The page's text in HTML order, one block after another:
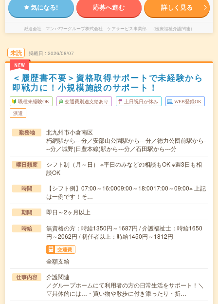
気になる! 応募へ進む 詳しく見る
派遣会社 マンパワーグループ株式会社 ケアサービス事業部 （医療福祉介護関連）
未読
NEW
掲載日 2026/08/07
＜履歴書不要＞資格取得サポートで未経験から
即戦力に！小規模施設のサポート！
職種未経験OK 交通費別途支給あり 土日祝日が休み WEB登録OK
派遣
勤務地
北九州市小倉南区
朽網駅から---分／安部山公園駅から---分／徳力公団前駅から-
--分／城野(日豊本線)駅から---分／石田駅から---分
曜日頻度
シフト制（月～日） ※平日のみなどの相談もOK ※週3日も相
談OK
時間
【シフト例】07:00～16:0009:00～18:0017:00～09:00※ 上記
は一例です！そ…
期間 即日～2ヶ月以上
時給
無資格の方：時給1350円～1687円 / 介護福祉士：時給1650
円～2062円 / 初任者以上：時給1450円～1812円
交通費
全額支給
仕事内容
介護関連
／グループホームにて利用者の方の日常生活をサポート！＼
▽具体的には…・買い物や散歩に付き添ったり・折…